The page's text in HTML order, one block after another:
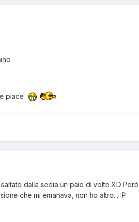
piace
dalla sedia un paio di volte XD
che mi emanava, non ho altro... :P